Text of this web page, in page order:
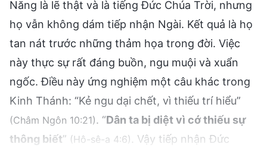
Năng là lẽ thật và là tiếng Đức Chúa Trời, nhưng
họ vẫn không dám tiếp nhận Ngài. Kết quả là họ
tan nát trước những thảm họa trong đời. Việc
này thực sự rất đáng buồn, ngu muội và xuẩn
ngốc. Điều này ứng nghiệm một câu khác trong
Kinh Thánh: “Kẻ ngu dại chết, vì thiếu trí hiểu”
(Châm Ngôn 10:21). “Dân ta bị diệt vì cớ thiếu sự
thông biết” (Hô-sê-a 4:6) . Vậy tiếp nhận Đức